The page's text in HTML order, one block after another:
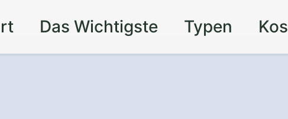
Das Wichtigste Typen